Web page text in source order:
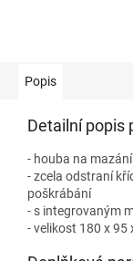
Popis
Detailní popis
- houba na
- zcela odstraní
poškrábání
- s integrovaným
- velikost 180 x 95